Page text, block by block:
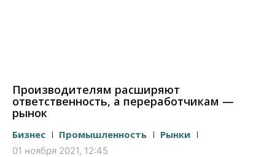
Производителям расширяют
ответственность, а переработчикам —
рынок
Бизнес Промышленность Рынки
01 ноября 2021, 12:45